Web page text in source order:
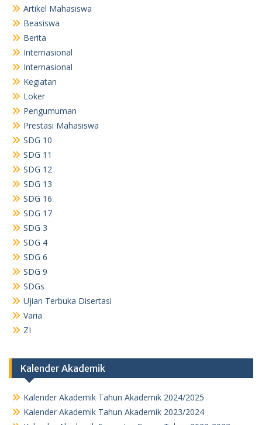
Artikel Mahasiswa
Beasiswa
Berita
Internasional
Internasional
Kegiatan
Loker
Pengumuman
Prestasi Mahasiswa
SDG 10
SDG 11
SDG 12
SDG 13
SDG 16
SDG 17
SDG 3
SDG 4
SDG 6
SDG 9
SDGs
Ujian Terbuka Disertasi
Varia
ZI
Kalender Akademik
Kalender Akademik Tahun Akademik 2024/2025
Kalender Akademik Tahun Akademik 2023/2024